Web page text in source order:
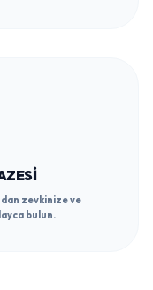
zevkinize ve
bulun.